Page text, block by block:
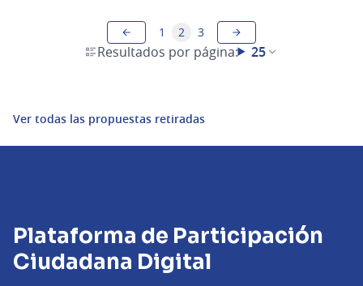
Resultados por página: 25
1 2 3
Ver todas las propuestas retiradas
Plataforma de Participación
Ciudadana Digital